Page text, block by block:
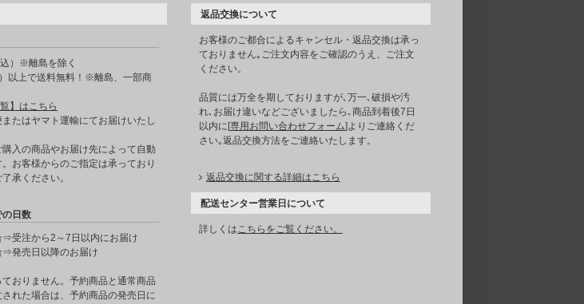
）※離島を除く
以上で送料無料！※離島、一部商
】はこちら
たはヤマト運輸にてお届けいたし
入の商品やお届け先によって自動
お客様からのご指定は承っており
承ください。
の日数
⇒受注から2～7日以内にお届け
⇒発売日以降のお届け
おりません。予約商品と通常商品
れた場合は、予約商品の発売日に
返品交換について
お客様のご都合によるキャンセル・返品交換は承っ
ておりません｡ご注文内容をご確認のうえ、ご注文
ください。
品質には万全を期しておりますが､万一､破損や汚
れ､お届け違いなどございましたら､商品到着後7日
以内に[専用お問い合わせフォーム]よりご連絡くだ
さい｡返品交換方法をご連絡いたします。
返品交換に関する詳細はこちら
配送センター営業日について
詳しくはこちらをご覧ください。